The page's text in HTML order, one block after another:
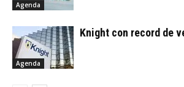
Agenda
Agenda
Knight con record de